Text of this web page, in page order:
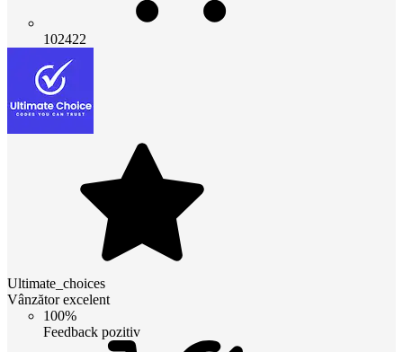
102422
Ultimate_choices
Vânzător excelent
100%
Feedback pozitiv